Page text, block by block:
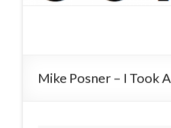
Mike Posner – I Took